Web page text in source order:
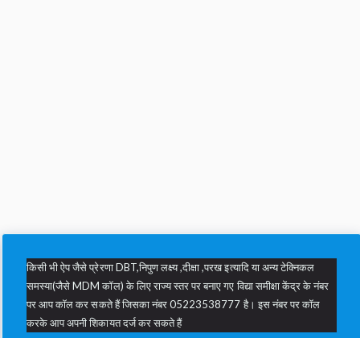
किसी भी ऐप जैसे प्रेरणा DBT,निपुण लक्ष्य ,दीक्षा ,परख इत्यादि या अन्य टेक्निकल
समस्या(जैसे MDM कॉल) के लिए राज्य स्तर पर बनाए गए विद्या समीक्षा केंद्र के नंबर
पर आप कॉल कर सकते हैं जिसका नंबर 05223538777 है। इस नंबर पर कॉल
करके आप अपनी शिकायत दर्ज कर सकते हैं